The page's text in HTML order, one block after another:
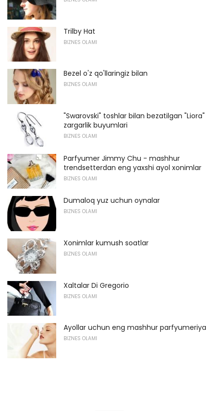
Trilby Hat
BIZNES OLAMI
Bezel o'z qo'llaringiz bilan
BIZNES OLAMI
"Swarovski" toshlar bilan bezatilgan "Liora"
zargarlik buyumlari
BIZNES OLAMI
Parfyumer Jimmy Chu - mashhur
trendsetterdan eng yaxshi ayol xonimlar
BIZNES OLAMI
Dumaloq yuz uchun oynalar
BIZNES OLAMI
Xonimlar kumush soatlar
BIZNES OLAMI
Xaltalar Di Gregorio
BIZNES OLAMI
Ayollar uchun eng mashhur parfyumeriya
BIZNES OLAMI